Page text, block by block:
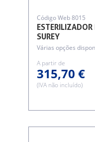
SUREY
Código Web 8015
Várias opções
A partir de
315,70 €
(IVA não incluído)